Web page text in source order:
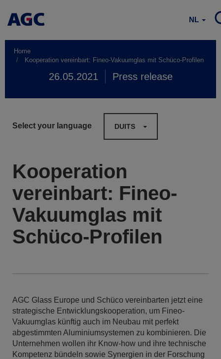
NL
Home
Kooperation vereinbart: Fineo-Vakuumglas mit Schüco-Profilen
26.05.2021 Press release
Select your language DUITS
Kooperation
vereinbart: Fineo-
Vakuumglas mit
Schüco-Profilen
AGC Glass Europe und Schüco vereinbarten jetzt eine
strategische Entwicklungskooperation, um Fineo-
Vakuumglas künftig auch im Neubau mit perfekt
abgestimmten Aluminiumsystemen zu kombinieren. Die
Unternehmen wollen ihr Know-how und ihre technische
Kompetenz bündeln sowie Synergien in der Forschung